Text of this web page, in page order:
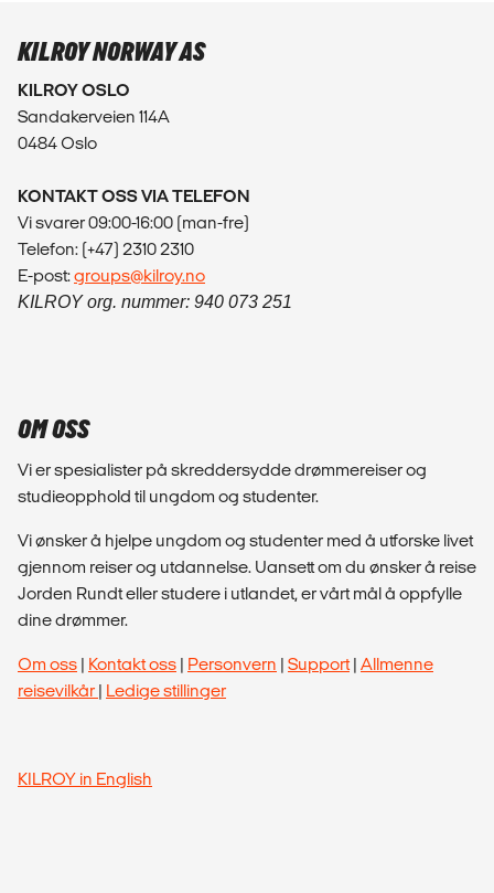
KILROY NORWAY AS
KILROY OSLO
Sandakerveien 114A
0484 Oslo
KONTAKT OSS VIA TELEFON
Vi svarer 09:00-16:00 (man-fre)
Telefon: (+47) 2310 2310
E-post:groups@kilroy.no
KILROY org. nummer: 940 073 251
OM OSS
Vi er spesialister på skreddersydde drømmereiser og
studieopphold til ungdom og studenter.
Vi ønsker å hjelpe ungdom og studenter med å utforske livet
gjennom reiser og utdannelse. Uansett om du ønsker å reise
Jorden Rundt eller studere i utlandet, er vårt mål å oppfylle
dine drømmer.
Om oss | Kontakt oss | Personvern | Support| Allmenne
reisevilkår | Ledige stillinger
KILROY in English